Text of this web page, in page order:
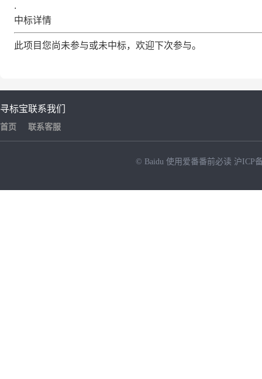
.
中标详情
此项目您尚未参与或未中标，欢迎下次参与。
寻标宝
首页
联系我们
联系客服
© Baidu 使用爱番番前必读 沪ICP